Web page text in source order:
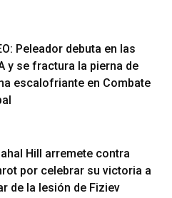
Peleador debuta en las
y se fractura la pierna de
escalofriante en Combate
Hill arremete contra
por celebrar su victoria a
de la lesión de Fiziev